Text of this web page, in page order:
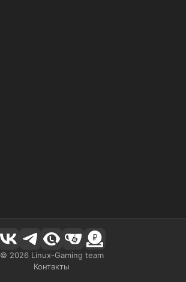
© 2026Linux-Gaming team
Контакты